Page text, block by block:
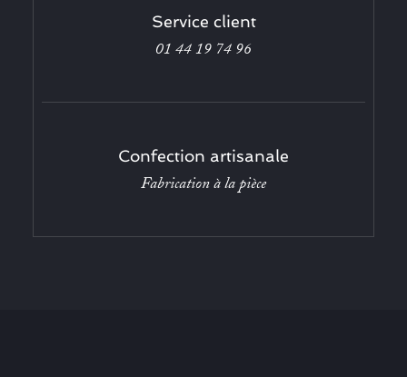
Service client
01 44 19 74 96
Confection artisanale
Fabrication à la pièce